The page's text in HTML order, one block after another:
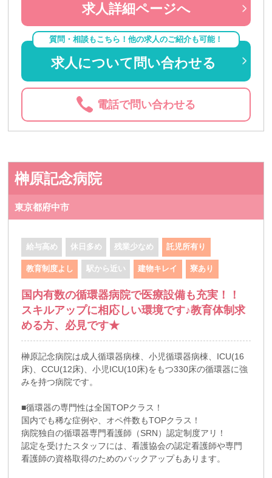
求人詳細ページへ
質問・相談もこちら！他の求人のご紹介も可能！
求人について問い合わせる
電話で問い合わせる
榊原記念病院
東京都府中市
給与高め 休日多め 残業少なめ 託児所有り
教育制度よし 駅から近い 建物キレイ 寮あり
国内有数の循環器病院で医療設備も充実！！
スキルアップに相応しい環境です♪教育体制求
める方、必見です★
榊原記念病院は成人循環器病棟、小児循環器病棟、ICU(16
床)、CCU(12床)、小児ICU(10床)をもつ330床の循環器に強
みを持つ病院です。
■循環器の専門性は全国TOPクラス！
国内でも稀な症例や、オペ件数もTOPクラス！
病院独自の循環器専門看護師（SRN）認定制度アリ！
認定を受けたスタッフには、看護協会の認定看護師や専門
看護師の資格取得のためのバックアップもあります。